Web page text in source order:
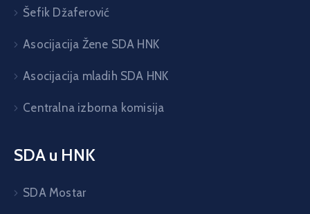
Šefik Džaferović
Asocijacija Žene SDA HNK
Asocijacija mladih SDA HNK
Centralna izborna komisija
SDA u HNK
SDA Mostar